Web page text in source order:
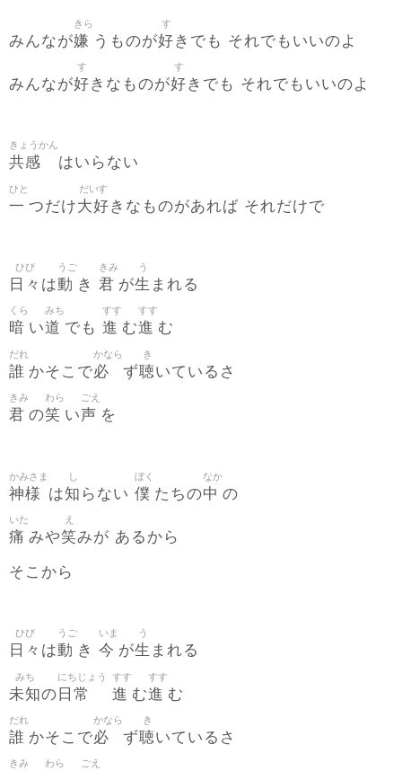
みんなが嫌
きら
うものが好
す
きでも それでもいいのよ
みんなが好
す
きなものが好
す
きでも それでもいいのよ
共感
きょうかん
はいらない
一
ひと
つだけ大好
だいす
きなものがあれば それだけで
日々
ひび
は動
うご
き 君
きみ
が生
う
まれる
暗
くら
い道
みち
でも 進
すす
む進
すす
む
誰
だれ
かそこで必
かなら
ず聴
き
いているさ
君
きみ
の笑
わら
い声
ごえ
を
神様
かみさま
は知
し
らない 僕
ぼく
たちの中
なか
の
痛
いた
みや笑
え
みが あるから
そこから
日々
ひび
は動
うご
き 今
いま
が生
う
まれる
未知
みち
の 日常
にちじょう
進
すす
む進
すす
む
誰
だれ
かそこで必
かなら
ず聴
き
いているさ
きみ わら ごえ